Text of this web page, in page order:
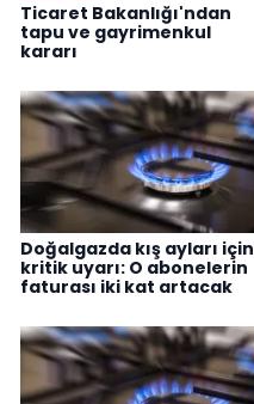
Ticaret Bakanlığı'ndan
tapu ve gayrimenkul
kararı
Doğalgazda kış ayları için
kritik uyarı: O abonelerin
faturası iki kat artacak